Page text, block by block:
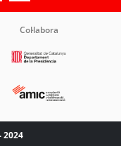
Col·labora